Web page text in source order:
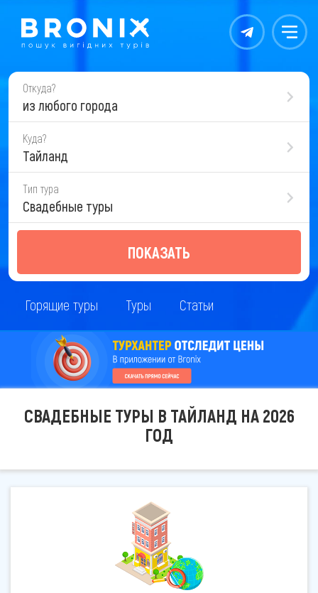
Контакты Меню
Откуда?
из любого города
Куда?
Тайланд
Тип тура
Свадебные туры
ПОКАЗАТЬ
Горящие туры Туры Статьи
СВАДЕБНЫЕ ТУРЫ В ТАЙЛАНД НА 2026
ГОД